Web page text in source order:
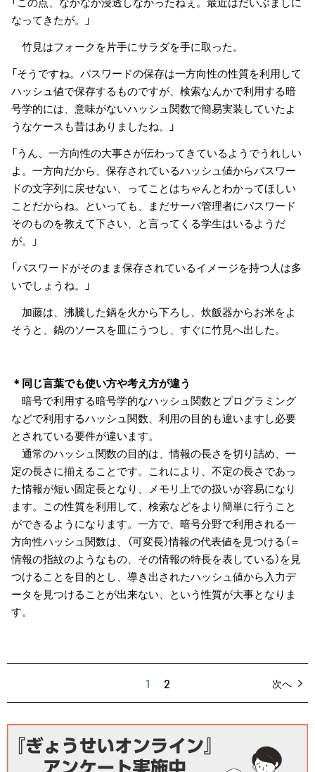
なってきたが。」
竹見はフォークを片手にサラダを手に取った。
「そうですね。パスワードの保存は一方向性の性質を利用して
ハッシュ値で保存するものですが、検索なんかで利用する暗
号学的には、意味がないハッシュ関数で簡易実装していたよ
うなケースも昔はありましたね。」
「うん、一方向性の大事さが伝わってきているようでうれしい
よ。一方向だから、保存されているハッシュ値からパスワー
ドの文字列に戻せない、ってことはちゃんとわかってほしい
ことだからね。といっても、まだサーバ管理者にパスワード
そのものを教えて下さい、と言ってくる学生はいるようだ
が。」
「パスワードがそのまま保存されているイメージを持つ人は多
いでしょうね。」
加藤は、沸騰した鍋を火から下ろし、炊飯器からお米をよ
そうと、鍋のソースを皿にうつし、すぐに竹見へ出した。
＊同じ言葉でも使い方や考え方が違う
暗号で利用する暗号学的なハッシュ関数とプログラミング
などで利用するハッシュ関数、利用の目的も違いますし必要
とされている要件が違います。
通常のハッシュ関数の目的は、情報の長さを切り詰め、一
定の長さに揃えることです。これにより、不定の長さであっ
た情報が短い固定長となり、メモリ上での扱いが容易になり
ます。この性質を利用して、検索などをより簡単に行うこと
ができるようになります。一方で、暗号分野で利用される一
方向性ハッシュ関数は、（可変長）情報の代表値を見つける（＝
情報の指紋のようなもの、その情報の特長を表している）を見
つけることを目的とし、導き出されたハッシュ値から入力デ
ータを見つけることが出来ない、という性質が大事となりま
す。
1 2 次へ